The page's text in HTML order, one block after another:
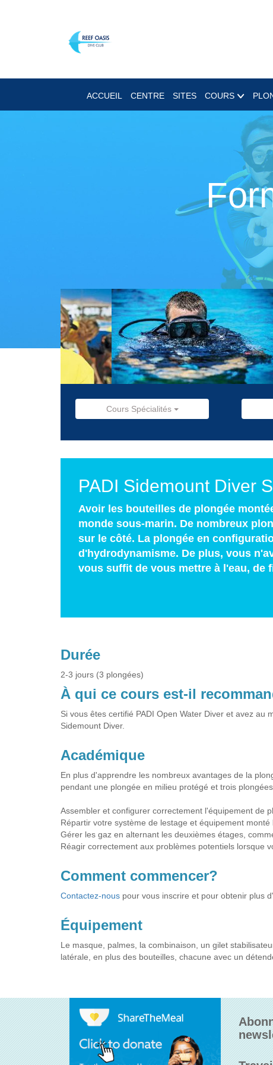
ACCUEIL CENTRE SITES COURS
Cours Spécialités
PADI Sidemount Diver
Avoir les bouteilles de plongée
monde sous-marin. De nombreux
sur le côté. La plongée en
d'hydrodynamisme. De plus, vous
vous suffit de vous mettre à l'eau, de
Durée
2-3 jours (3 plongées)
À qui ce cours est-il
Si vous êtes certifié PADI Open Water Diver et avez au
Sidemount Diver.
Académique
En plus d'apprendre les nombreux avantages de la
pendant une plongée en milieu protégé et trois
Assembler et configurer correctement l'équipement de
Répartir votre système de lestage et équipement
Gérer les gaz en alternant les deuxièmes étages,
Réagir correctement aux problèmes potentiels lorsque
Comment commencer?
Contactez-nous pour vous inscrire et pour obtenir plus
Équipement
Le masque, palmes, la combinaison, un gilet
latérale, en plus des bouteilles, chacune avec un